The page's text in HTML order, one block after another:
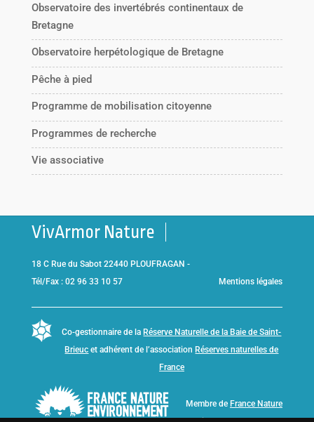
Observatoire des invertébrés continentaux de
Bretagne
Observatoire herpétologique de Bretagne
Pêche à pied
Programme de mobilisation citoyenne
Programmes de recherche
Vie associative
VivArmor Nature
18 C Rue du Sabot 22440 PLOUFRAGAN -
Tél/Fax : 02 96 33 10 57
Mentions légales
Co-gestionnaire de la Réserve Naturelle de la Baie de Saint-
Brieuc et adhérent de l’association Réserves naturelles de
France
Membre de France Nature